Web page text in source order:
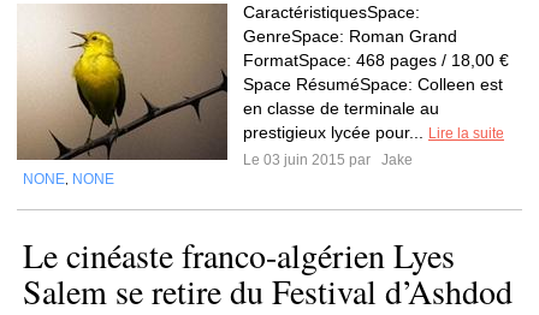
CaractéristiquesSpace:
GenreSpace: Roman Grand
FormatSpace: 468 pages / 18,00 €
Space RésuméSpace: Colleen est
en classe de terminale au
prestigieux lycée pour...
Lire la suite
Le 03 juin 2015 par
Jake
NONE NONE
Le cinéaste franco-algérien Lyes
Salem se retire du Festival d’Ashdod